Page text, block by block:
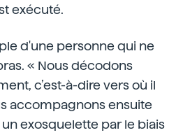
exécuté.
d'une personne qui ne
« Nous décodons
c’est-à-dire vers où il
accompagnons ensuite
exosquelette par le biais